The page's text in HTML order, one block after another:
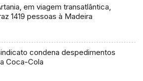
em viagem transatlântica,
1419 pessoas à Madeira
condena despedimentos
Coca-Cola